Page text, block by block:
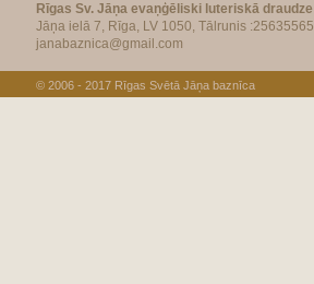
Rīgas Sv. Jāņa evaņģēliski luteriskā draudze
Jāņa ielā 7, Rīga, LV 1050, Tālrunis :25635565
janabaznica@gmail.com
© 2006 - 2017 Rīgas Svētā Jāņa baznīca